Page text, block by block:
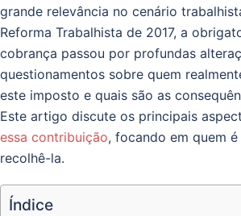
grande relevância no cenário
Reforma Trabalhista de 2017, a
cobrança passou por profundas
questionamentos sobre quem
este imposto e quais são as
Este artigo discute os principais
essa contribuição, focando em quem
recolhê-la.
Índice